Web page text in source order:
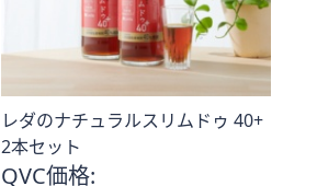
レダのナチュラルスリムドゥ 40+
2本セット
QVC価格: